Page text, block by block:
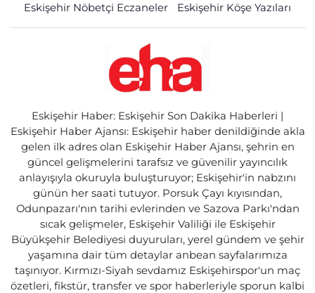
Eskişehir Nöbetçi Eczaneler
Eskişehir Köşe Yazıları
Eskişehir Haber: Eskişehir Son Dakika Haberleri |
Eskişehir Haber Ajansı: Eskişehir haber denildiğinde akla
gelen ilk adres olan Eskişehir Haber Ajansı, şehrin en
güncel gelişmelerini tarafsız ve güvenilir yayıncılık
anlayışıyla okuruyla buluşturuyor; Eskişehir'in nabzını
günün her saati tutuyor. Porsuk Çayı kıyısından,
Odunpazarı'nın tarihi evlerinden ve Sazova Parkı'ndan
sıcak gelişmeler, Eskişehir Valiliği ile Eskişehir
Büyükşehir Belediyesi duyuruları, yerel gündem ve şehir
yaşamına dair tüm detaylar anbean sayfalarımıza
taşınıyor. Kırmızı-Siyah sevdamız Eskişehirspor'un maç
özetleri, fikstür, transfer ve spor haberleriyle sporun kalbi